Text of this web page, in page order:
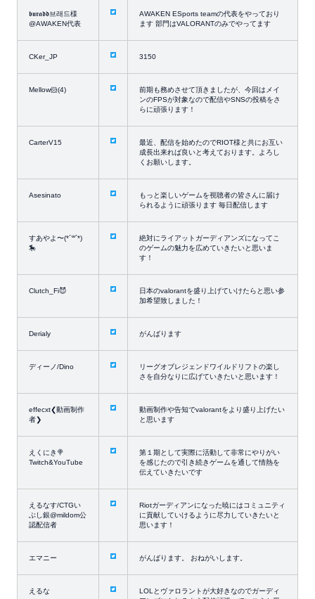
𝖇𝖚𝖗𝖆𝖉𝖉브래드様
@AWAKEN代表
AWAKEN ESports teamの代表をやっており
ます 部門はVALORANTのみでやってます
CKer_JP 3150
Mellow🐹(4)
前期も務めさせて頂きましたが、今回はメイ
ンのFPSが対象なので配信やSNSの投稿をさ
らに頑張ります！
CarterV15
最近、配信を始めたのでRIOT様と共にお互い
成長出来れば良いと考えております。よろし
くお願いします。
Asesinato
もっと楽しいゲームを視聴者の皆さんに届け
られるように頑張ります 毎日配信します
すあやよ〜(*´꒳`*)
🎠
絶対にライアットガーディアンズになってこ
のゲームの魅力を広めていきたいと思いま
す！
Clutch_Fi😈
日本のvalorantを盛り上げていけたらと思い参
加希望致しました！
Derialy がんばります
ディーノ/Dino
リーグオブレジェンドワイルドリフトの楽し
さを自分なりに広げていきたいと思います！
effecxt❮動画制作
者❯
動画制作や告知でvalorantをより盛り上げたい
と思います
えくにき🍭
Twitch&YouTube
第１期として実際に活動して非常にやりがい
を感じたので引き続きゲームを通して情熱を
伝えていきたいです
えるなす/CTGい
ぶし銀@mildom公
認配信者
Riotガーディアンになった暁にはコミュニティ
に貢献していけるように尽力していきたいと
思います！
エマニー がんばります。 おねがいします。
えるな
LOLとヴァロラントが大好きなのでガーディ